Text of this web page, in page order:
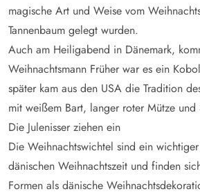
magische Art und Weise vom
Tannenbaum gelegt wurden.
Auch am Heiligabend in Dänemark,
Weihnachtsmann Früher war es ein
später kam aus den USA die Tradition
mit weißem Bart, langer roter Mütze und
Die Julenisser ziehen ein
Die Weihnachtswichtel sind ein
dänischen Weihnachtszeit und finden
Formen als dänische